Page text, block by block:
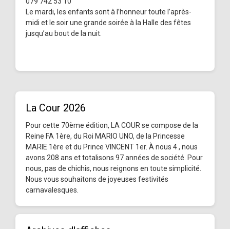
Le mardi, les enfants sont à l’honneur toute l’après-
midi et le soir une grande soirée à la Halle des fêtes
jusqu’au bout de la nuit.
La Cour 2026
Pour cette 70ème édition, LA COUR se compose de la
Reine FA 1ère, du Roi MARIO UNO, de la Princesse
MARIE 1ère et du Prince VINCENT 1er. À nous 4 , nous
avons 208 ans et totalisons 97 années de société. Pour
nous, pas de chichis, nous reignons en toute simplicité.
Nous vous souhaitons de joyeuses festivités
carnavalesques.